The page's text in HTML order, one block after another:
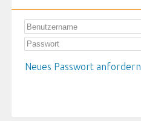
Neues Passwort anfordern